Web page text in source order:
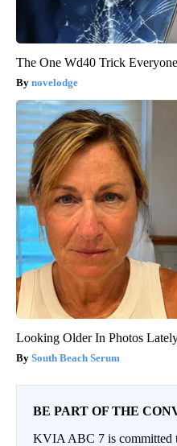
The One Wd40 Trick
novelodge
Looking Older In Photos
South Beach Serum
BE PART OF THE
KVIA ABC 7 is committed